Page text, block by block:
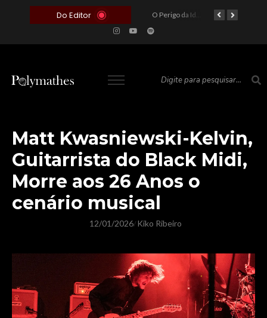
Do Editor
O Voto como Moeda: Clientelismo e o Analfabetismo Funcional Político no Brasil O Perigo da Ideologia Desenfreada na Justiça: Quando a Pauta Política Substitui a Pena Criminal
Matt Kwasniewski-Kelvin,
Guitarrista do Black Midi,
Morre aos 26 Anos o
cenário musical
12/01/2026/ Kiko Ribeiro